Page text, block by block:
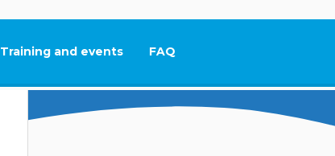
Training and events FAQ
This link will open in a new tab.